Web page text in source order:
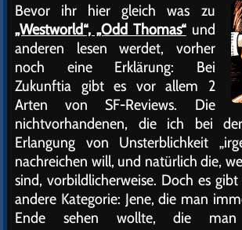
Bevor ihr hier gleich was zu
„Westworld“, „Odd Thomas“und
anderen lesen werdet, vorher
noch eine Erklärung: Bei
Zukunftia gibt es vor allem 2
Arten von SF-Reviews. Die
nichtvorhandenen, die ich bei
Erlangung von Unsterblichkeit
nachreichen will, und natürlich die,
sind, vorbildlicherweise. Doch es
andere Kategorie: Jene, die man
Ende sehen wollte, die